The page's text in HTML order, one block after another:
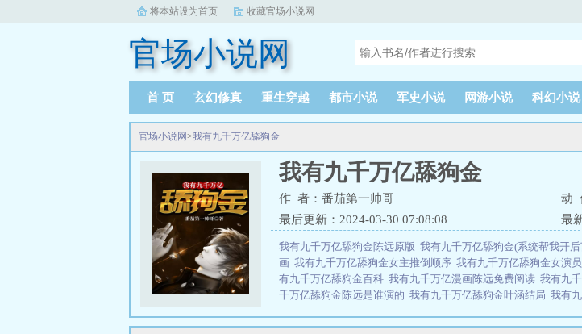
将本站设为首页 收藏官场小说网
官场小说网
首 页 玄幻修真 重生穿越 都市小说 军史小说 网游小说 科幻小说
官场小说网>我有九千万亿舔狗金
我有九千万亿舔狗金
作 者：番茄第一帅哥 动
最后更新：2024-03-30 07:08:08
最
我有九千万亿舔狗金陈远原版 我有九千万亿舔狗金(系统帮我开
画 我有九千万亿舔狗金女主推倒顺序 我有九千万亿舔狗金女演员
有九千万亿舔狗金百科 我有九千万亿漫画陈远免费阅读 我有九
千万亿舔狗金陈远是谁演的 我有九千万亿舔狗金叶涵结局 我有
事我有九千万亿舔狗金演员名单我有九千万亿舔狗金主角介绍